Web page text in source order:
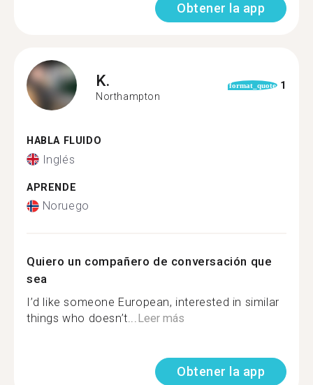
Obtener la app
K.
Northampton
format_quote 1
HABLA FLUIDO
Inglés
APRENDE
Noruego
Quiero un compañero de conversación que
sea
I’d like someone European, interested in similar
things who doesn’t...Leer más
Obtener la app